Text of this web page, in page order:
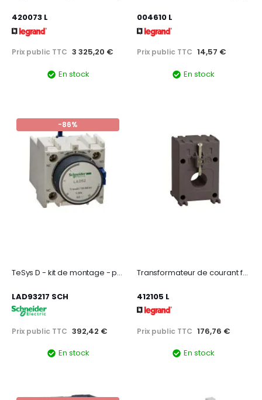
420073 L
Prix public TTC 3 325,20 €
En stock
004610 L
Prix public TTC 14,57 €
En stock
-86%
TeSys D - kit de montage - pour D18 D32
LAD93217 SCH
Prix public TTC 392,42 €
En stock
Transformateur de courant fermé 160/5 pour barre 16x12,5mm ou câble Ø21mm 3VA
412105 L
Prix public TTC 176,76 €
En stock